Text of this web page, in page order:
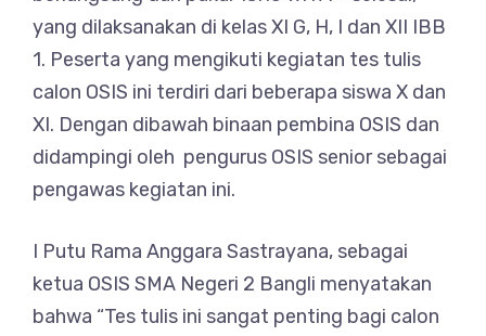
yang dilaksanakan di kelas XI G, H, I dan XII IBB
1. Peserta yang mengikuti kegiatan tes tulis
calon OSIS ini terdiri dari beberapa siswa X dan
XI. Dengan dibawah binaan pembina OSIS dan
didampingi oleh pengurus OSIS senior sebagai
pengawas kegiatan ini.
I Putu Rama Anggara Sastrayana, sebagai
ketua OSIS SMA Negeri 2 Bangli menyatakan
bahwa “Tes tulis ini sangat penting bagi calon